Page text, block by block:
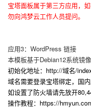
宝塔面板属于第三方应用，
勿向鸿梦云工作人员提问。
应用3：WordPress 链接
本模板基于Debian12系统镜
初始化地址：http://域名/
域名需要登录宝塔绑定，国
如设置了防火墙请先放开
操作教程：https://